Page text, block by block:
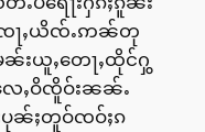
ေႃႇယိၸ်ႉဢၼ်တု
းယူႇတေႃႇထိုင်ႁွ
ေႇဝိၸိူဝ်းၼၼ်ႉ
ၼ်ႈတူဝ်ၸဝ်ႈၵ